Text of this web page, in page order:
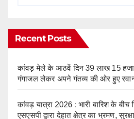
Recent Posts
कांवड़ मेले के आठवें दिन 39 लाख 15
गंगाजल लेकर अपने गंतव्य की ओर हुए
कांवड़ यात्रा 2026 : भारी बारिश के बीच
एसएसपी द्वारा देहात क्षेत्र का भ्रमण,